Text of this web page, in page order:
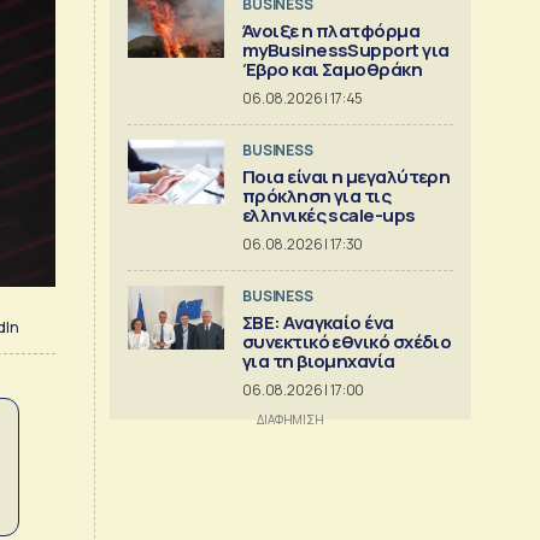
BUSINESS
Άνοιξε η πλατφόρμα
myBusinessSupport για
Έβρο και Σαμοθράκη
06.08.2026 | 17:45
BUSINESS
Ποια είναι η μεγαλύτερη
πρόκληση για τις
ελληνικές scale-ups
06.08.2026 | 17:30
BUSINESS
ΣΒΕ: Αναγκαίο ένα
συνεκτικό εθνικό σχέδιο
για τη βιομηχανία
06.08.2026 | 17:00